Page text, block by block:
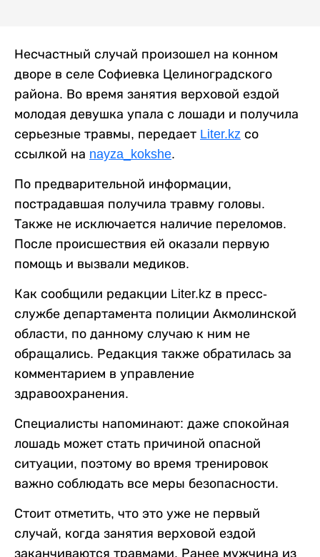
Несчастный случай произошел на конном
дворе в селе Софиевка Целиноградского
района. Во время занятия верховой ездой
молодая девушка упала с лошади и получила
серьезные травмы, передает Liter.kz со
ссылкой на nayza_kokshe.
По предварительной информации,
пострадавшая получила травму головы.
Также не исключается наличие переломов.
После происшествия ей оказали первую
помощь и вызвали медиков.
Как сообщили редакции Liter.kz в пресс-
службе департамента полиции Акмолинской
области, по данному случаю к ним не
обращались. Редакция также обратилась за
комментарием в управление
здравоохранения.
Специалисты напоминают: даже спокойная
лошадь может стать причиной опасной
ситуации, поэтому во время тренировок
важно соблюдать все меры безопасности.
Стоит отметить, что это уже не первый
случай, когда занятия верховой ездой
заканчиваются травмами. Ранее мужчина из